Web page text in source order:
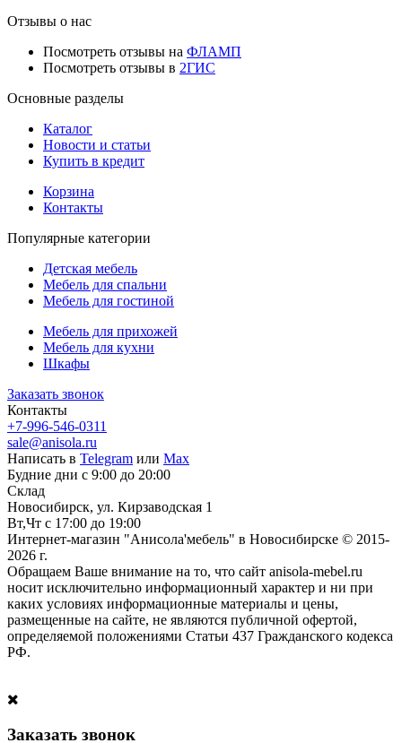
Отзывы о нас
Посмотреть отзывы на ФЛАМП
Посмотреть отзывы в 2ГИС
Основные разделы
Каталог
Новости и статьи
Купить в кредит
Корзина
Контакты
Популярные категории
Детская мебель
Мебель для спальни
Мебель для гостиной
Мебель для прихожей
Мебель для кухни
Шкафы
Заказать звонок
Контакты
+7-996-546-0311
sale@anisola.ru
Написать в Telegram или Max
Будние дни с 9:00 до 20:00
Склад
Новосибирск, ул. Кирзаводская 1
Вт,Чт с 17:00 до 19:00
Интернет-магазин "Анисола'мебель" в Новосибирске © 2015-
2026 г.
Обращаем Ваше внимание на то, что сайт anisola-mebel.ru
носит исключительно информационный характер и ни при
каких условиях информационные материалы и цены,
размещенные на сайте, не являются публичной офертой,
определяемой положениями Статьи 437 Гражданского кодекса
РФ.
Заказать звонок